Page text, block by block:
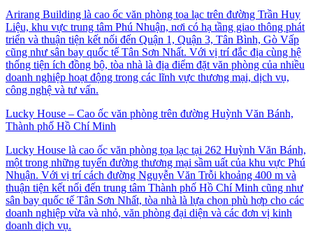
Arirang Building là cao ốc văn phòng tọa lạc trên đường Trần Huy
Liệu, khu vực trung tâm Phú Nhuận, nơi có hạ tầng giao thông phát
triển và thuận tiện kết nối đến Quận 1, Quận 3, Tân Bình, Gò Vấp
cũng như sân bay quốc tế Tân Sơn Nhất. Với vị trí đắc địa cùng hệ
thống tiện ích đồng bộ, tòa nhà là địa điểm đặt văn phòng của nhiều
doanh nghiệp hoạt động trong các lĩnh vực thương mại, dịch vụ,
công nghệ và tư vấn.
Lucky House – Cao ốc văn phòng trên đường Huỳnh Văn Bánh,
Thành phố Hồ Chí Minh
Lucky House là cao ốc văn phòng tọa lạc tại 262 Huỳnh Văn Bánh,
một trong những tuyến đường thương mại sầm uất của khu vực Phú
Nhuận. Với vị trí cách đường Nguyễn Văn Trỗi khoảng 400 m và
thuận tiện kết nối đến trung tâm Thành phố Hồ Chí Minh cũng như
sân bay quốc tế Tân Sơn Nhất, tòa nhà là lựa chọn phù hợp cho các
doanh nghiệp vừa và nhỏ, văn phòng đại diện và các đơn vị kinh
doanh dịch vụ.